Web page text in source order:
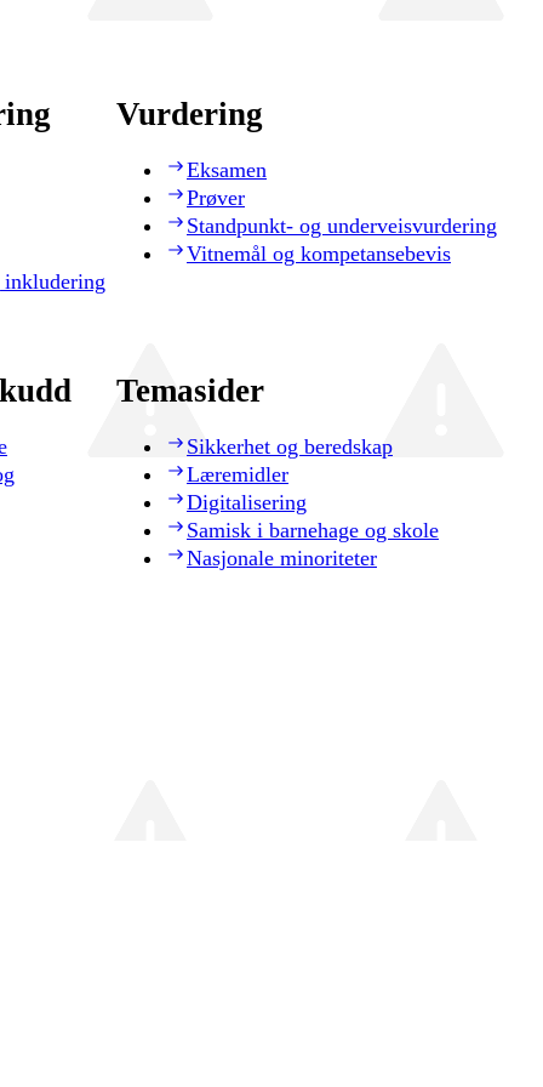
Vurdering
Eksamen
Prøver
Standpunkt- og underveisvurdering
Vitnemål og kompetansebevis
Temasider
Sikkerhet og beredskap
Læremidler
Digitalisering
Samisk i barnehage og skole
Nasjonale minoriteter